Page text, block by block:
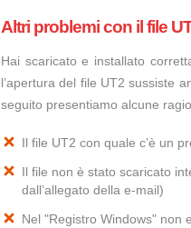
Altri problemi con il file
Hai scaricato e installato
l’apertura del file UT2 sussiste
seguito presentiamo alcune
Il file UT2 con quale c’è un
Il file non è stato scaricato
dall’allegato della e-mail)
Nel "Registro Windows" non